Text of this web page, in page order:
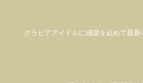
グラビアアイドルに感謝を込めて最新